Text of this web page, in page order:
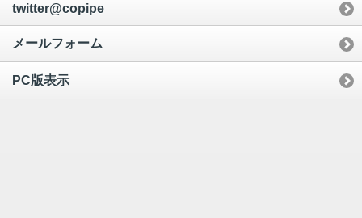
twitter@copipe
メールフォーム
PC版表示